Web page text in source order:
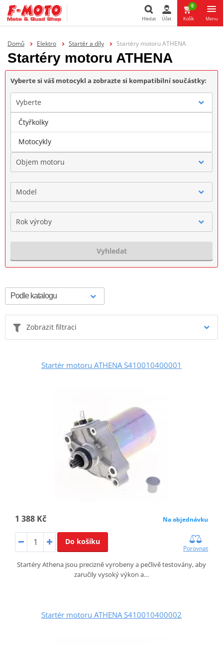
Hledat
Hledat Účet
0
Košík Menu
Domů Elektro Startér a díly Startéry motoru ATHENA
Startéry motoru ATHENA
Vyberte si váš motocykl a zobrazte si kompatibilní součástky:
Vyberte
Značka
Objem motoru
Model
Rok výroby
Vyhledat
Zobrazit filtraci
Startér motoru ATHENA S410010400001
1 388 Kč Na objednávku
Do košíku
Porovnat
Startéry Athena jsou precizně vyrobeny a pečlivě testovány, aby
zaručily vysoký výkon a…
Startér motoru ATHENA S410010400002
Čtyřkolky
Motocykly